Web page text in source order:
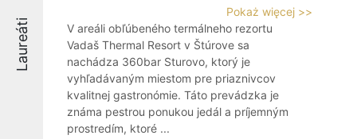
Laureáti
Pokaż więcej >>
V areáli obľúbeného termálneho rezortu
Vadaš Thermal Resort v Štúrove sa
nachádza 360bar Sturovo, ktorý je
vyhľadávaným miestom pre priaznivcov
kvalitnej gastronómie. Táto prevádzka je
známa pestrou ponukou jedál a príjemným
prostredím, ktoré ...